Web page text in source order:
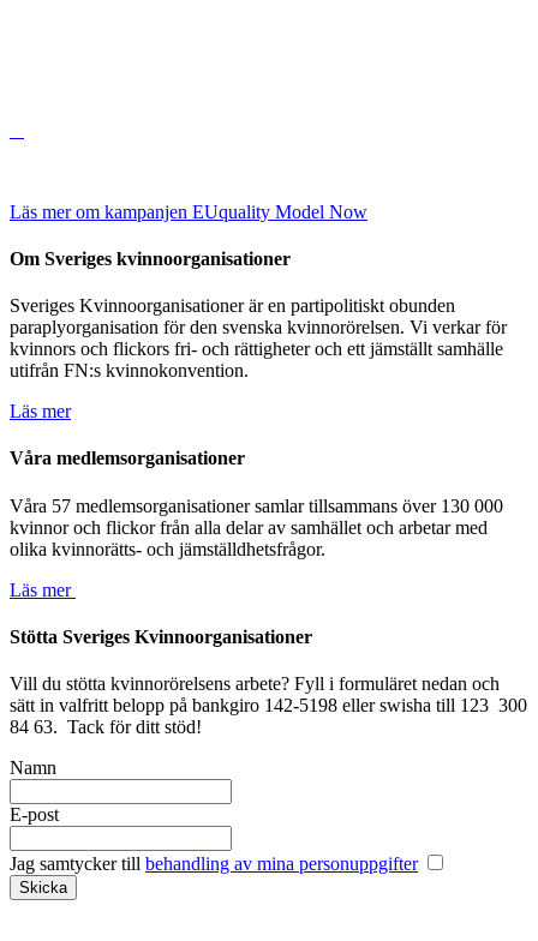
Läs mer om kampanjen EUquality Model Now
Om Sveriges kvinnoorganisationer
Sveriges Kvinnoorganisationer är en partipolitiskt obunden
paraplyorganisation för den svenska kvinnorörelsen. Vi verkar för
kvinnors och flickors fri- och rättigheter och ett jämställt samhälle
utifrån FN:s kvinnokonvention.
Läs mer
Våra medlemsorganisationer
Våra 57 medlemsorganisationer samlar tillsammans över 130 000
kvinnor och flickor från alla delar av samhället och arbetar med
olika kvinnorätts- och jämställdhetsfrågor.
Läs mer
Stötta Sveriges Kvinnoorganisationer
Vill du stötta kvinnorörelsens arbete? Fyll i formuläret nedan och
sätt in valfritt belopp på bankgiro 142-5198 eller swisha till 123 300
84 63. Tack för ditt stöd!
Namn
E-post
Jag samtycker till behandling av mina personuppgifter